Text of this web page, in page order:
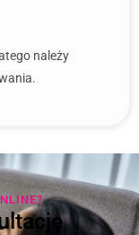
należy